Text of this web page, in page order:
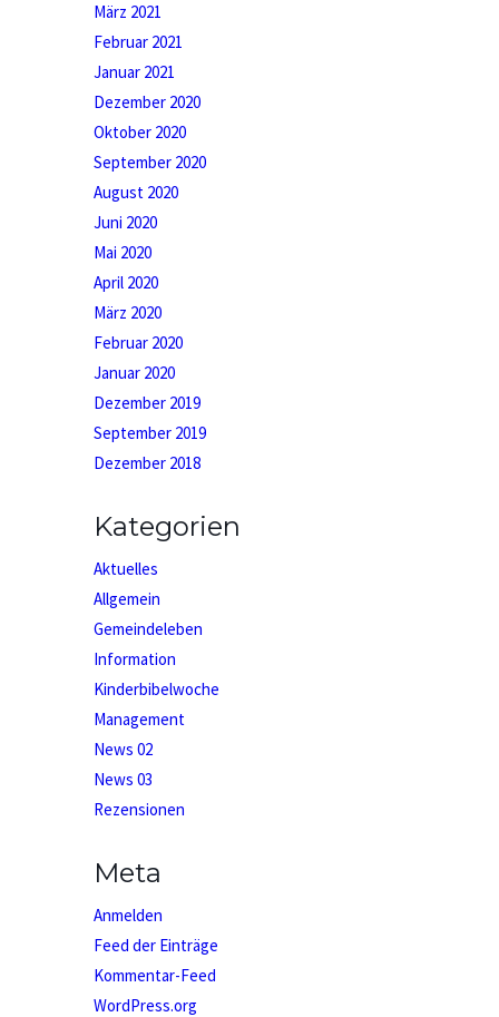
März 2021
Februar 2021
Januar 2021
Dezember 2020
Oktober 2020
September 2020
August 2020
Juni 2020
Mai 2020
April 2020
März 2020
Februar 2020
Januar 2020
Dezember 2019
September 2019
Dezember 2018
Kategorien
Aktuelles
Allgemein
Gemeindeleben
Information
Kinderbibelwoche
Management
News 02
News 03
Rezensionen
Meta
Anmelden
Feed der Einträge
Kommentar-Feed
WordPress.org